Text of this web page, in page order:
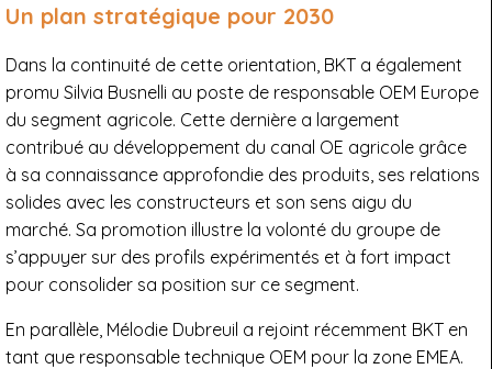
Un plan stratégique pour 2030
Dans la continuité de cette orientation, BKT a également
promu Silvia Busnelli au poste de responsable OEM Europe
du segment agricole. Cette dernière a largement
contribué au développement du canal OE agricole grâce
à sa connaissance approfondie des produits, ses relations
solides avec les constructeurs et son sens aigu du
marché. Sa promotion illustre la volonté du groupe de
s’appuyer sur des profils expérimentés et à fort impact
pour consolider sa position sur ce segment.
En parallèle, Mélodie Dubreuil a rejoint récemment BKT en
tant que responsable technique OEM pour la zone EMEA.